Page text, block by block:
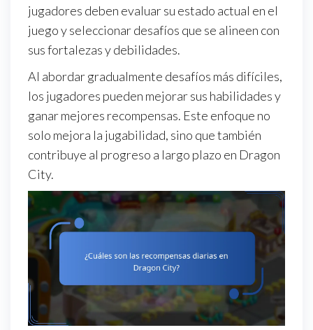
jugadores deben evaluar su estado actual en el
juego y seleccionar desafíos que se alineen con
sus fortalezas y debilidades.
Al abordar gradualmente desafíos más difíciles,
los jugadores pueden mejorar sus habilidades y
ganar mejores recompensas. Este enfoque no
solo mejora la jugabilidad, sino que también
contribuye al progreso a largo plazo en Dragon
City.